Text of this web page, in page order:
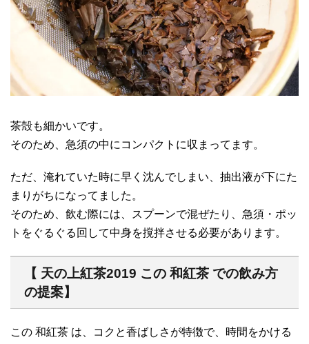
茶殻も細かいです。
そのため、急須の中にコンパクトに収まってます。
ただ、淹れていた時に早く沈んでしまい、抽出液が下にた
まりがちになってました。
そのため、飲む際には、スプーンで混ぜたり、急須・ポッ
トをぐるぐる回して中身を撹拌させる必要があります。
【 天の上紅茶2019 この 和紅茶 での飲み方
の提案】
この 和紅茶 は、コクと香ばしさが特徴で、時間をかける